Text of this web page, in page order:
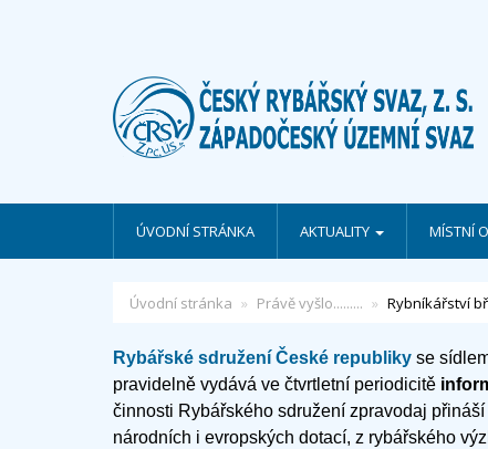
ÚVODNÍ STRÁNKA AKTUALITY MÍSTNÍ
Úvodní stránka Právě vyšlo......... Rybníkářství
Rybářské sdružení České republiky se
pravidelně vydává ve čtvrtletní periodicitě
činnosti Rybářského sdružení zpravodaj
národních i evropských dotací, z rybářského